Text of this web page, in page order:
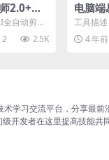
2.0+MV
(终结版)
量混剪
自动剪辑
视频批量
2 2.5K
电脑
工具描
工具截图
4 年前
学习交流平台，分享最前
开发者在这里提高技能共